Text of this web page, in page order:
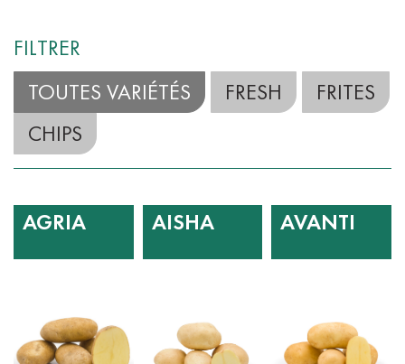
FILTRER
TOUTES VARIÉTÉS
FRESH
FRITES
CHIPS
AGRIA AISHA AVANTI